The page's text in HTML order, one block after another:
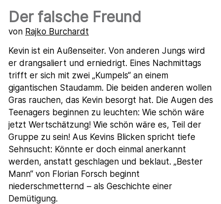
Der falsche Freund
von Rajko Burchardt
Kevin ist ein Außenseiter. Von anderen Jungs wird
er drangsaliert und erniedrigt. Eines Nachmittags
trifft er sich mit zwei „Kumpels“ an einem
gigantischen Staudamm. Die beiden anderen wollen
Gras rauchen, das Kevin besorgt hat. Die Augen des
Teenagers beginnen zu leuchten: Wie schön wäre
jetzt Wertschätzung! Wie schön wäre es, Teil der
Gruppe zu sein! Aus Kevins Blicken spricht tiefe
Sehnsucht: Könnte er doch einmal anerkannt
werden, anstatt geschlagen und beklaut. „Bester
Mann“ von Florian Forsch beginnt
niederschmetternd – als Geschichte einer
Demütigung.